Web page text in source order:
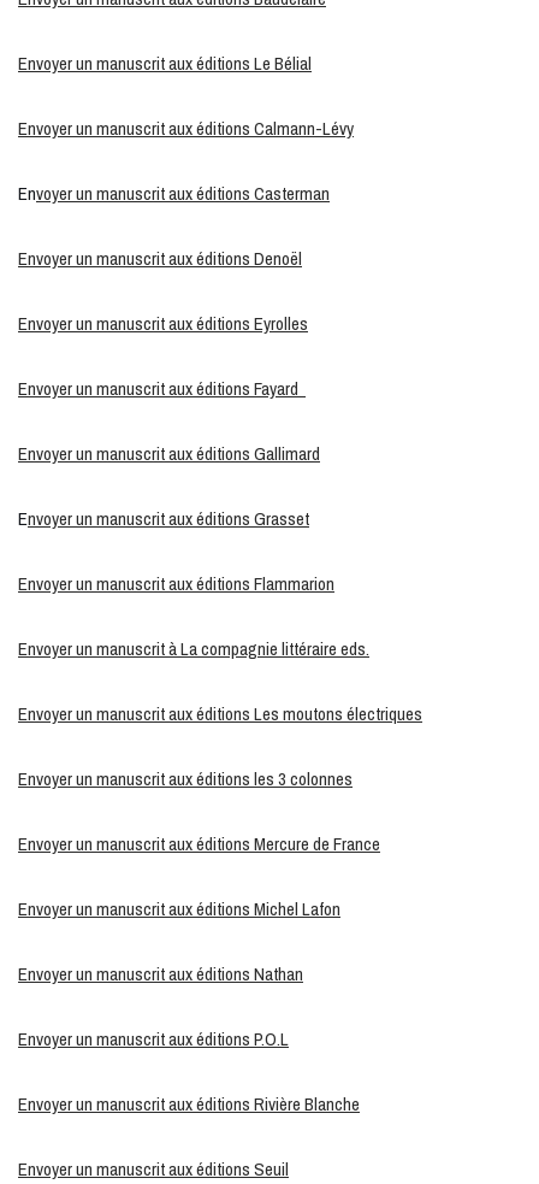
Envoyer un manuscrit aux éditions Le Bélial
Envoyer un manuscrit aux éditions Calmann-Lévy
Envoyer un manuscrit aux éditions Casterman
Envoyer un manuscrit aux éditions Denoël
Envoyer un manuscrit aux éditions Eyrolles
Envoyer un manuscrit aux éditions Fayard
Envoyer un manuscrit aux éditions Gallimard
Envoyer un manuscrit aux éditions Grasset
Envoyer un manuscrit aux éditions Flammarion
Envoyer un manuscrit à La compagnie littéraire eds.
Envoyer un manuscrit aux éditions Les moutons électriques
Envoyer un manuscrit aux éditions les 3 colonnes
Envoyer un manuscrit aux éditions Mercure de France
Envoyer un manuscrit aux éditions Michel Lafon
Envoyer un manuscrit aux éditions Nathan
Envoyer un manuscrit aux éditions P.O.L
Envoyer un manuscrit aux éditions Rivière Blanche
Envoyer un manuscrit aux éditions Seuil